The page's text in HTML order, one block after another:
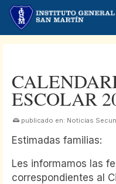
ESCOLAR
publicado en: Noticias
Estimadas familias:
Les informamos las
correspondientes al